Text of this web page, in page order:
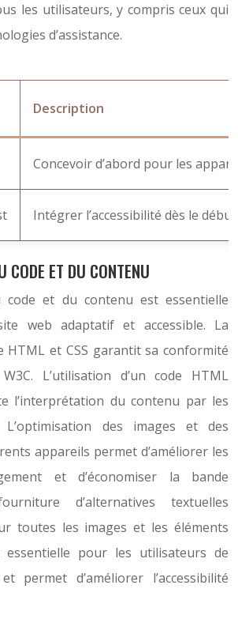
les utilisateurs, y compris ceux qui
d’assistance.
Description
Concevoir d’abord pour les
Intégrer l’accessibilité dès le
CODE ET DU CONTENU
code et du contenu est essentielle
web adaptatif et accessible. La
HTML et CSS garantit sa conformité
L’utilisation d’un code HTML
l’interprétation du contenu par les
L’optimisation des images et des
appareils permet d’améliorer les
et d’économiser la bande
d’alternatives textuelles
toutes les images et les éléments
pour les utilisateurs de
permet d’améliorer l’accessibilité